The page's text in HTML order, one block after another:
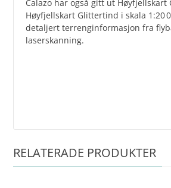
Calazo har også gitt ut Høyfjellskart
Høyfjellskart Glittertind i skala 1:20
detaljert terrenginformasjon fra
laserskanning.
RELATERADE PRODUKTER